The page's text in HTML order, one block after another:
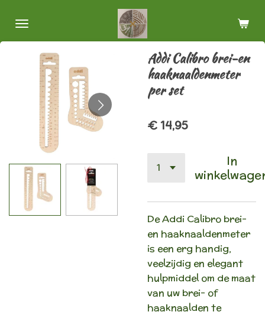
direct
naar
hoofdinhoud
Addi Calibro brei-en
haaknaaldenmeter
per set
€ 14,95
In
De Addi Calibro brei-
en haaknaaldenmeter
is een erg handig,
veelzijdig en elegant
hulpmiddel om de maat
van uw brei- of
haaknaalden te